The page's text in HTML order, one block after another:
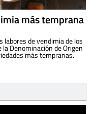
más temprana
labores de vendimia de los
Denominación de Origen
más tempranas.